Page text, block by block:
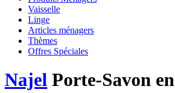
Vaisselle
Linge
Articles ménagers
Thèmes
Offres Spéciales
Najel Porte-Savon